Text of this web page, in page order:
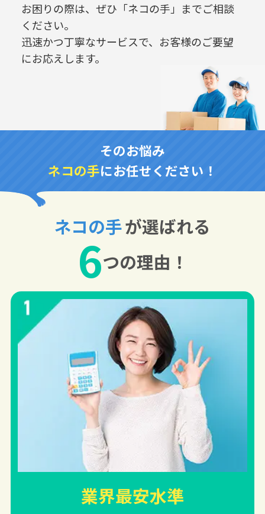
お困りの際は、ぜひ「ネコの手」までご相談
ください。
迅速かつ丁寧なサービスで、お客様のご要望
にお応えします。
そのお悩み
ネコの手にお任せください！
ネコの手が選ばれる
6つの理由！
業界最安水準